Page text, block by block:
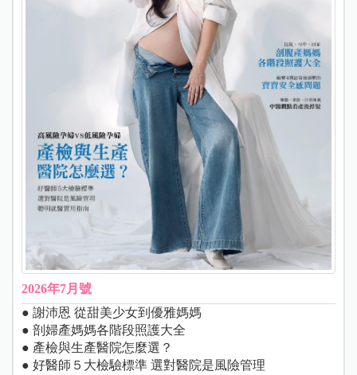
2026年7月號
● 謝沛恩 從甜美少女到優雅媽媽
● 剖婦產媽媽各階段照護大全
● 產檢與生產醫院怎麼選？
● 好醫師５大檢驗標準 選對醫院是風險管理